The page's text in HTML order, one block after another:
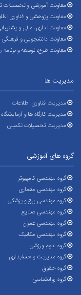
معاونت آموزشی و تحصیلات
معاونت پژوهشی و فناوری
معاونت اداری، مالی و
معاونت دانشجویی و فرهنگی
معاونت طرح، توسعه و برنامه
مدیریت ها
مدیریت فناوری اطلاعات
مدیریت کارگاه ها و آزمایشگاه
مدیریت تحصیلات تکمیلی
گروه های آموزشی
گروه مهندسی کامپیوتر
گروه مهندسی معماری
گروه مهندسی برق و پزشکی
گروه مهندسی صنایع
گروه مهندسی عمران
گروه مهندسی مکانیک
گروه علوم ورزشی
گروه مدیریت و حسابداری
گروه حقوق
گروه روانشناسی